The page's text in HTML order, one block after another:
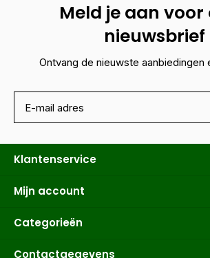
Meld je aan voor
nieuwsbrief
Ontvang de nieuwste aanbiedingen
Klantenservice
Mijn account
Categorieën
Contactgegevens